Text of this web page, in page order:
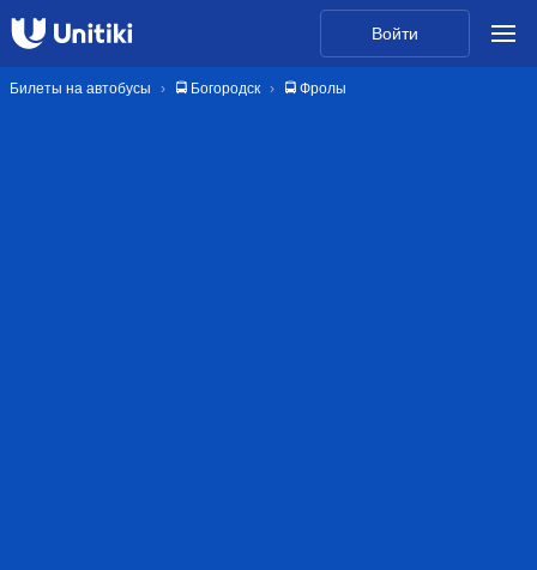
Войти
Билеты на автобусы 🚍 Богородск 🚍 Фролы